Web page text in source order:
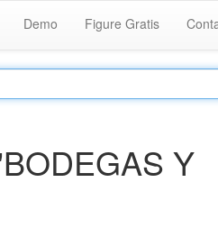
Demo Figure Gratis
Y